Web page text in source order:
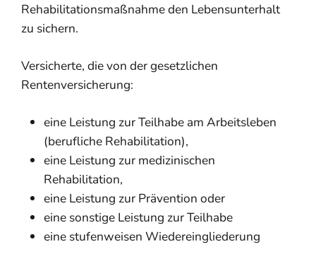
Rehabilitationsmaßnahme den Lebensunterhalt
zu sichern.
Versicherte, die von der gesetzlichen
Rentenversicherung:
eine Leistung zur Teilhabe am Arbeitsleben
(berufliche Rehabilitation),
eine Leistung zur medizinischen
Rehabilitation,
eine Leistung zur Prävention oder
eine sonstige Leistung zur Teilhabe
eine stufenweisen Wiedereingliederung